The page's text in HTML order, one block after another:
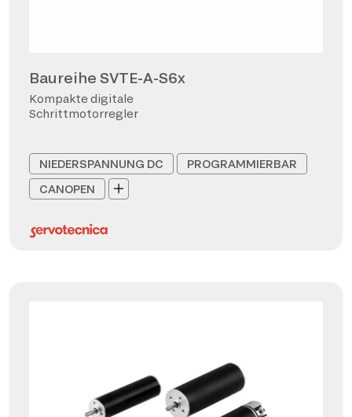
Baureihe SVTE-A-S6x
Kompakte digitale
Schrittmotorregler
NIEDERSPANNUNG DC
PROGRAMMIERBAR
CANOPEN